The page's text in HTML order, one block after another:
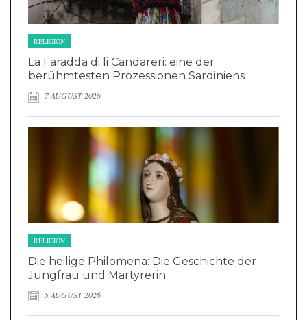
RELIGION
La Faradda di li Candareri: eine der
berühmtesten Prozessionen Sardiniens
7 AUGUST 2026
RELIGION
Die heilige Philomena: Die Geschichte der
Jungfrau und Märtyrerin
5 AUGUST 2026